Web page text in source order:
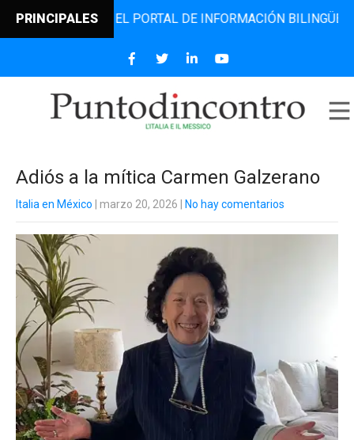
PRINCIPALESEL PORTAL DE INFORMACIÓN BILINGÜE QUE
Adiós a la mítica Carmen Galzerano
Italia en México | marzo 20, 2026 No hay comentarios